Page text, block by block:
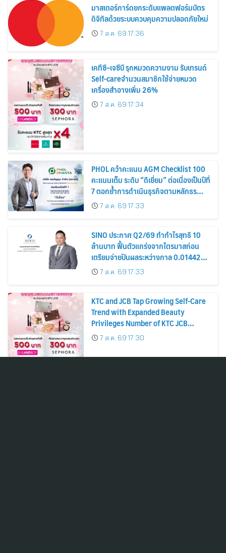
มาสเตอร์การ์ดยกระดับแพลตฟอร์มบัตร
ดิจิทัลด้วยระบบควบคุมความปลอดภัยใหม่
7 ส.ค. 69 17:36
เคทีซี–เจซีบี รุกหมวดความงาม รับเทรนด์
Self-careจำนวนสมาชิกใช้จ่ายหมวด
เครื่องสำอางเพิ่ม 26%
7 ส.ค. 69 17:34
PHOL คว้าคะแนน AGM Checklist 100
คะแนนเต็ม ระดับ “ดีเยี่ยม” ต่อเนื่องเป็นปีที่
7 ตอกย้ำการดำเนินธุรกิจตามหลักธร
รมาภิบาล โปร่งใส สร้างความเชื่อมั่นผู้ถือ
หุ้น
7 ส.ค. 69 17:33
SINO ประกาศ Q2/69 ทำกำไรสุทธิ 10
ล้านบาท ฟื้นตัวแกร่งจากไตรมาสก่อน
เตรียมจ่ายปันผลระหว่างกาล 0.014423
บาทต่อหุ้น ครึ่งปีหลังมุ่งเติบโตต่อเนื่อง
7 ส.ค. 69 17:33
KTC and JCB Tap Growing Self-Care
Trend with Expanded Beauty
Privileges Number of KTC JCB
Cardmembers Spending on
Cosmetics Rises 26%
7 ส.ค. 69 17:30